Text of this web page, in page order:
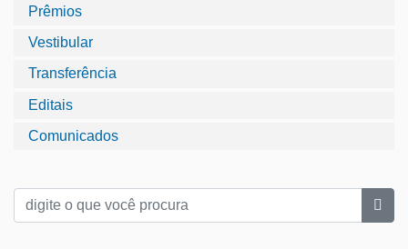
Prêmios
Vestibular
Transferência
Editais
Comunicados